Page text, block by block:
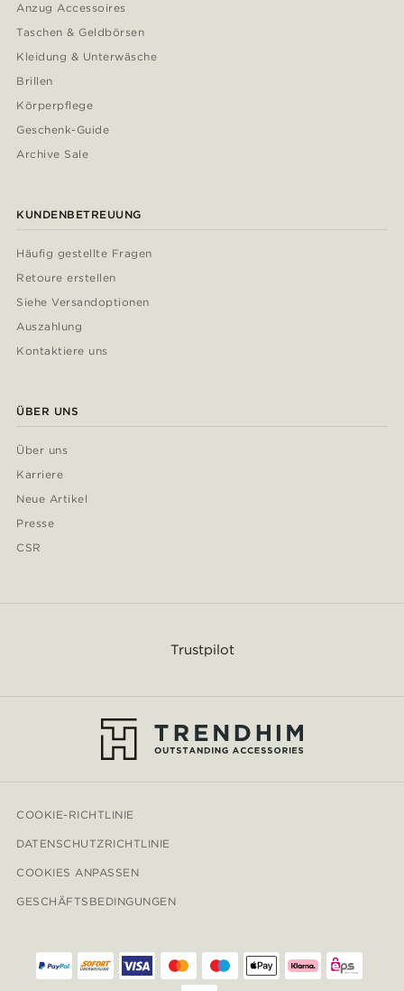
Anzug Accessoires
Taschen & Geldbörsen
Kleidung & Unterwäsche
Brillen
Körperpflege
Geschenk-Guide
Archive Sale
KUNDENBETREUUNG
Häufig gestellte Fragen
Retoure erstellen
Siehe Versandoptionen
Auszahlung
Kontaktiere uns
ÜBER UNS
Über uns
Karriere
Neue Artikel
Presse
CSR
Trustpilot
COOKIE-RICHTLINIE
DATENSCHUTZRICHTLINIE
COOKIES ANPASSEN
GESCHÄFTSBEDINGUNGEN